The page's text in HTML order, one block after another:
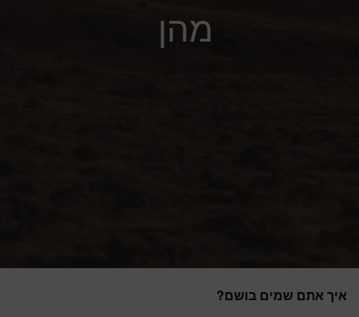
מהן
איך אתם שמים בושם?